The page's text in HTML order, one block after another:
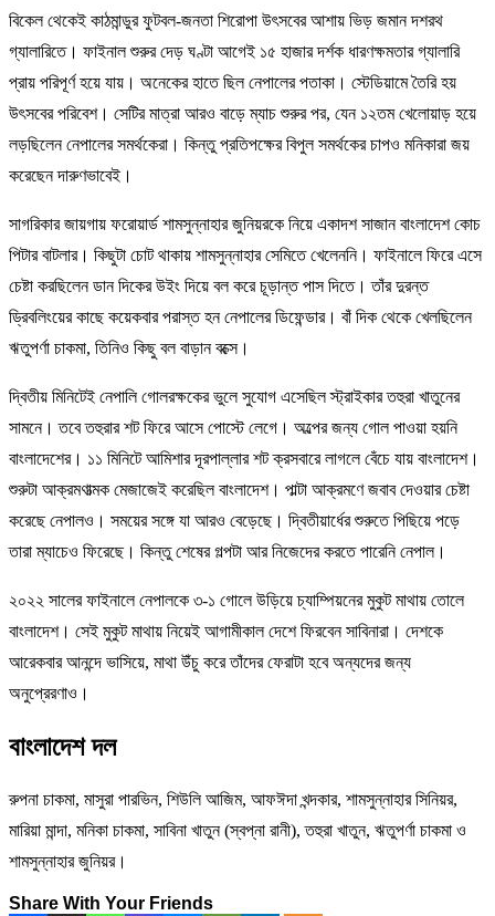
বিকেল থেকেই কাঠমান্ডুর ফুটবল-জনতা শিরোপা উৎসবের আশায় ভিড় জমান দশরথ
গ্যালারিতে। ফাইনাল শুরুর দেড় ঘণ্টা আগেই ১৫ হাজার দর্শক ধারণক্ষমতার গ্যালারি
প্রায় পরিপূর্ণ হয়ে যায়। অনেকের হাতে ছিল নেপালের পতাকা। স্টেডিয়ামে তৈরি হয়
উৎসবের পরিবেশ। সেটির মাত্রা আরও বাড়ে ম্যাচ শুরুর পর, যেন ১২তম খেলোয়াড় হয়ে
লড়ছিলেন নেপালের সমর্থকেরা। কিন্তু প্রতিপক্ষের বিপুল সমর্থকের চাপও মনিকারা জয়
করেছেন দারুণভাবেই।
সাগরিকার জায়গায় ফরোয়ার্ড শামসুন্নাহার জুনিয়রকে নিয়ে একাদশ সাজান বাংলাদেশ কোচ
পিটার বাটলার। কিছুটা চোট থাকায় শামসুন্নাহার সেমিতে খেলেননি। ফাইনালে ফিরে এসে
চেষ্টা করছিলেন ডান দিকের উইং দিয়ে বল করে চূড়ান্ত পাস দিতে। তাঁর দুরন্ত
ড্রিবলিংয়ের কাছে কয়েকবার পরাস্ত হন নেপালের ডিফেন্ডার। বাঁ দিক থেকে খেলছিলেন
ঋতুপর্ণা চাকমা, তিনিও কিছু বল বাড়ান বক্সে।
দ্বিতীয় মিনিটেই নেপালি গোলরক্ষকের ভুলে সুযোগ এসেছিল স্ট্রাইকার তহুরা খাতুনের
সামনে। তবে তহুরার শট ফিরে আসে পোস্টে লেগে। অল্পের জন্য গোল পাওয়া হয়নি
বাংলাদেশের। ১১ মিনিটে আমিশার দূরপাল্লার শট ক্রসবারে লাগলে বেঁচে যায় বাংলাদেশ।
শুরুটা আক্রমণাত্মক মেজাজেই করেছিল বাংলাদেশ। পাল্টা আক্রমণে জবাব দেওয়ার চেষ্টা
করেছে নেপালও। সময়ের সঙ্গে যা আরও বেড়েছে। দ্বিতীয়ার্ধের শুরুতে পিছিয়ে পড়ে
তারা ম্যাচেও ফিরেছে। কিন্তু শেষের গল্পটা আর নিজেদের করতে পারেনি নেপাল।
২০২২ সালের ফাইনালে নেপালকে ৩-১ গোলে উড়িয়ে চ্যাম্পিয়নের মুকুট মাথায় তোলে
বাংলাদেশ। সেই মুকুট মাথায় নিয়েই আগামীকাল দেশে ফিরবেন সাবিনারা। দেশকে
আরেকবার আনন্দে ভাসিয়ে, মাথা উঁচু করে তাঁদের ফেরাটা হবে অন্যদের জন্য
অনুপ্রেরণাও।
বাংলাদেশ দল
রুপনা চাকমা, মাসুরা পারভিন, শিউলি আজিম, আফঈদা খন্দকার, শামসুন্নাহার সিনিয়র,
মারিয়া মান্দা, মনিকা চাকমা, সাবিনা খাতুন (স্বপ্না রানী), তহুরা খাতুন, ঋতুপর্ণা চাকমা ও
শামসুন্নাহার জুনিয়র।
Share With Your Friends